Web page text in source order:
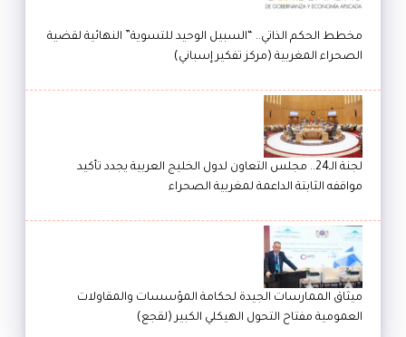
مخطط الحكم الذاتي.. “السبيل الوحيد للتسوية” النهائية لقضية
الصحراء المغربية (مركز تفكير إسباني)
لجنة الـ24.. مجلس التعاون لدول الخليج العربية يجدد تأكيد
مواقفه الثابتة الداعمة لمغربية الصحراء
ميثاق الممارسات الجيدة لحكامة المؤسسات والمقاولات
العمومية مفتاح التحول الهيكلي الكبير (لقجع)